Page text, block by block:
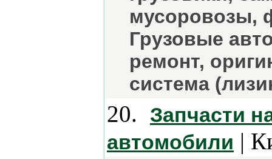
мусоровозы,
Грузовые
ремонт,
система
20.
Запчасти
автомобили |